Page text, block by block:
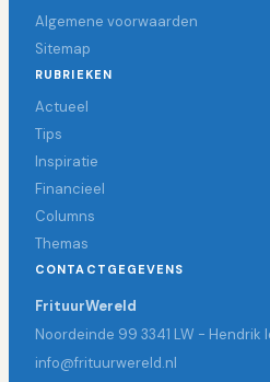
Algemene voorwaarden
Sitemap
RUBRIEKEN
Actueel
Tips
Inspiratie
Financieel
Columns
Themas
CONTACTGEGEVENS
FrituurWereld
Noordeinde 99 3341 LW - Hendrik
info@frituurwereld.nl